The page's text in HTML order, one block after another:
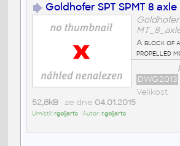
Goldhofer SPT SPMT 8 axle
A block of
propelled
DWG2013
Velikost
52,8kB• ze dne 04.01.2015
Umístil:rgoijarts• Autor:r.goijarts